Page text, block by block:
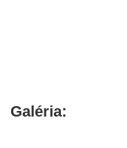
Galéria: